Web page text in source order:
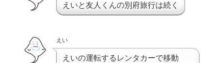
えいと友人くんの別府旅行は続く
えい
えいの運転するレンタカーで移動